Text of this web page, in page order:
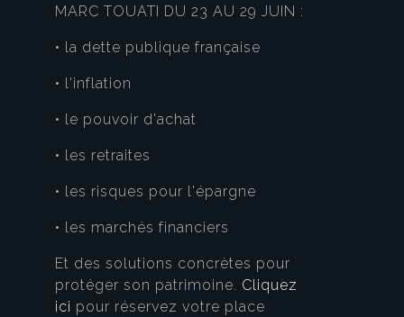
MARC TOUATI DU 23 AU 29 JUIN :
• la dette publique française
• l'inflation
• le pouvoir d'achat
• les retraites
• les risques pour l'épargne
• les marchés financiers
Et des solutions concrètes pour
protéger son patrimoine. Cliquez
ici pour réservez votre place